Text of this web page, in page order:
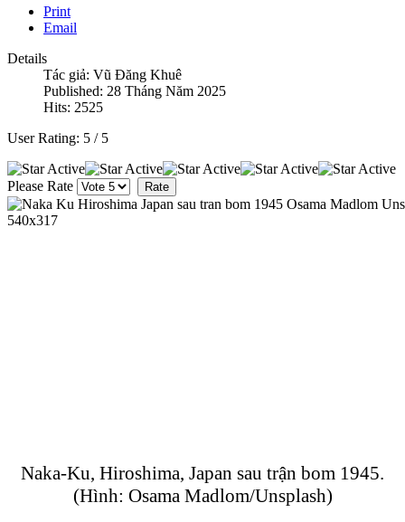
Print
Email
Details
Tác giả: Vũ Đăng Khuê
Published: 28 Tháng Năm 2025
Hits: 2525
User Rating: 5 / 5
Please Rate
Naka-Ku, Hiroshima, Japan sau trận bom 1945.
(Hình: Osama Madlom/Unsplash)